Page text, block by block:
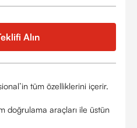
Alın
tüm özelliklerini içerir.
doğrulama araçları ile üstün